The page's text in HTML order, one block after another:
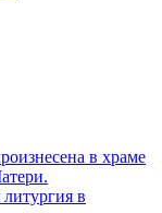
в храме
в